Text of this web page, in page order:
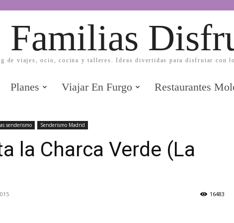
Familias
de viajes, ocio, cocina y talleres. Ideas divertidas para disfrutar con
Planes Viajar En Furgo Restaurantes
senderismo Senderismo Madrid
la Charca Verde (La
16483